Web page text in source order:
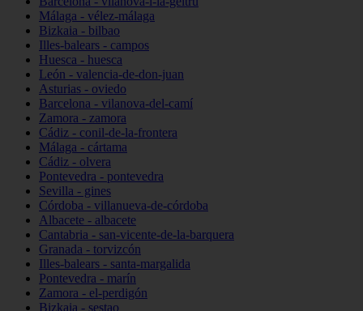
Málaga - vélez-málaga
Bizkaia - bilbao
Illes-balears - campos
Huesca - huesca
León - valencia-de-don-juan
Asturias - oviedo
Barcelona - vilanova-del-camí
Zamora - zamora
Cádiz - conil-de-la-frontera
Málaga - cártama
Cádiz - olvera
Pontevedra - pontevedra
Sevilla - gines
Córdoba - villanueva-de-córdoba
Albacete - albacete
Cantabria - san-vicente-de-la-barquera
Granada - torvizcón
Illes-balears - santa-margalida
Pontevedra - marín
Zamora - el-perdigón
Bizkaia - sestao